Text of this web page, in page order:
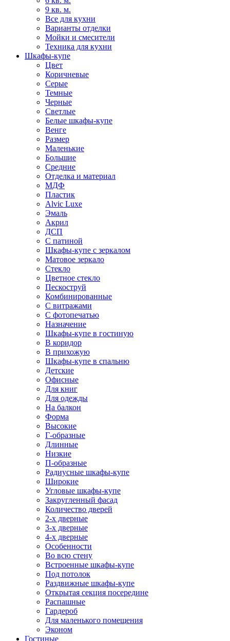
9 кв. м.
Все для кухни
Варианты отделки
Мойки и смесители
Техника для кухни
Шкафы-купе
Цвет
Коричневые
Серые
Темные
Черные
Светлые
Белые шкафы-купе
Венге
Размер
Маленькие
Большие
Средние
Отделка и материал
МДФ
Пластик
Alvic Luxe
Эмаль
Акрил
ДСП
С патиной
Шкафы-купе с зеркалом
Матовое зеркало
Стекло
Цветное стекло
Пескоструй
Комбинированные
С витражами
С фотопечатью
Назначение
Шкафы-купе в гостиную
В коридор
В прихожую
Шкафы-купе в спальню
Детские
Офисные
Для книг
Для одежды
На балкон
Форма
Высокие
Г-образные
Длинные
Низкие
П-образные
Радиусные шкафы-купе
Широкие
Угловые шкафы-купе
Закругленный фасад
Количество дверей
2-х дверные
3-х дверные
4-х дверные
Особенности
Во всю стену
Встроенные шкафы-купе
Под потолок
Раздвижные шкафы-купе
Открытая секция посередине
Распашные
Гардероб
Для маленького помещения
Эконом
Гостиные